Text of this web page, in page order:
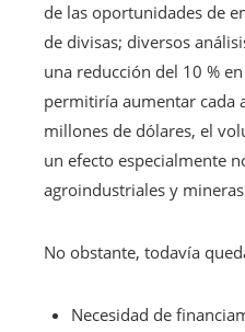
de las oportunidades de
de divisas; diversos
una reducción del 10 %
permitiría aumentar cada
millones de dólares, el
un efecto especialmente
agroindustriales y
No obstante, todavía
Necesidad de